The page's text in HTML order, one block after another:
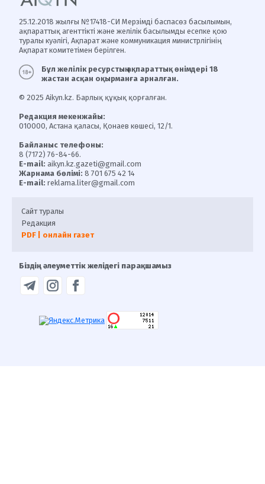
25.12.2018 жылғы №17418-СИ Мерзімді баспасөз басылымын,
ақпараттық агенттікті және желілік басылымды есепке қою
туралы куәлігі, Ақпарат және коммуникация министрлігінің
Ақпарат комитетімен берілген.
Бұл желілік ресурстың ақпараттық өнімдері 18
жастан асқан оқырманға арналған.
© 2025 Aikyn.kz. Барлық құқық қорғалған.
Редакция мекенжайы:
010000, Астана қаласы, Қонаев көшесі, 12/1.
Байланыс телефоны:
8 (7172) 76-84-66.
E-mail: aikyn.kz.gazeti@gmail.com
Жарнама бөлімі: 8 701 675 42 14
E-mail: reklama.liter@gmail.com
Сайт туралы
Редакция
PDF | онлайн газет
Біздің әлеуметтік желідегі парақшамыз